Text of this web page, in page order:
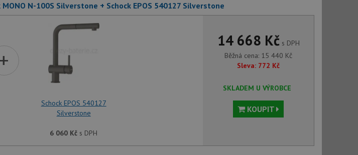
MONO N-100S Silverstone + Schock EPOS 540127 Silverstone
+
Schock EPOS 540127
Silverstone
6 060 Kč s DPH
14 668 Kčs DPH
Běžná cena: 15 440 Kč
Sleva: 772 Kč
SKLADEM U VÝROBCE
KOUPIT